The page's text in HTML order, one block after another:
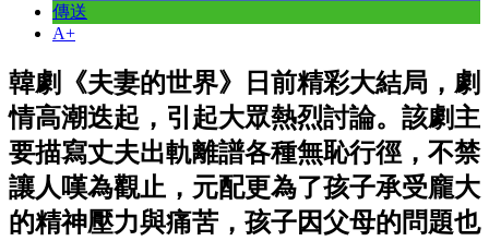
傳送
A+
韓劇《夫妻的世界》日前精彩大結局，劇
情高潮迭起，引起大眾熱烈討論。該劇主
要描寫丈夫出軌離譜各種無恥行徑，不禁
讓人嘆為觀止，元配更為了孩子承受龐大
的精神壓力與痛苦，孩子因父母的問題也